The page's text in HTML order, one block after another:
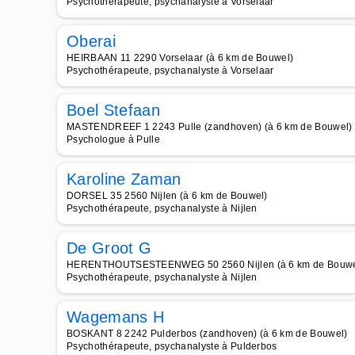
Oberai
HEIRBAAN 11 2290 Vorselaar (à 6 km de Bouwel)
Psychothérapeute, psychanalyste à Vorselaar
Boel Stefaan
MASTENDREEF 1 2243 Pulle (zandhoven) (à 6 km de Bouwel)
Psychologue à Pulle
Karoline Zaman
DORSEL 35 2560 Nijlen (à 6 km de Bouwel)
Psychothérapeute, psychanalyste à Nijlen
De Groot G
HERENTHOUTSESTEENWEG 50 2560 Nijlen (à 6 km de
Psychothérapeute, psychanalyste à Nijlen
Wagemans H
BOSKANT 8 2242 Pulderbos (zandhoven) (à 6 km de Bouwel)
Psychothérapeute, psychanalyste à Pulderbos